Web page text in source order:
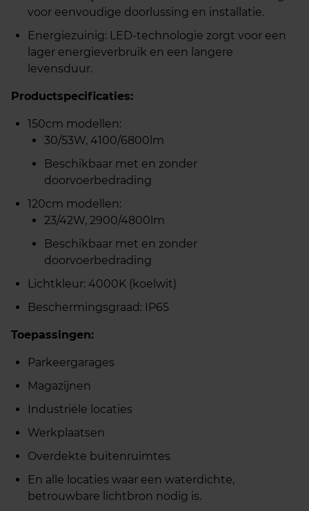
voor eenvoudige doorlussing en installatie.
Energiezuinig: LED-technologie zorgt voor een
lager energieverbruik en een langere
levensduur.
Productspecificaties:
150cm modellen:
30/53W, 4100/6800lm
Beschikbaar met en zonder
doorvoerbedrading
120cm modellen:
23/42W, 2900/4800lm
Beschikbaar met en zonder
doorvoerbedrading
Lichtkleur: 4000K (koelwit)
Beschermingsgraad: IP65
Toepassingen:
Parkeergarages
Magazijnen
Industriële locaties
Werkplaatsen
Overdekte buitenruimtes
En alle locaties waar een waterdichte,
betrouwbare lichtbron nodig is.